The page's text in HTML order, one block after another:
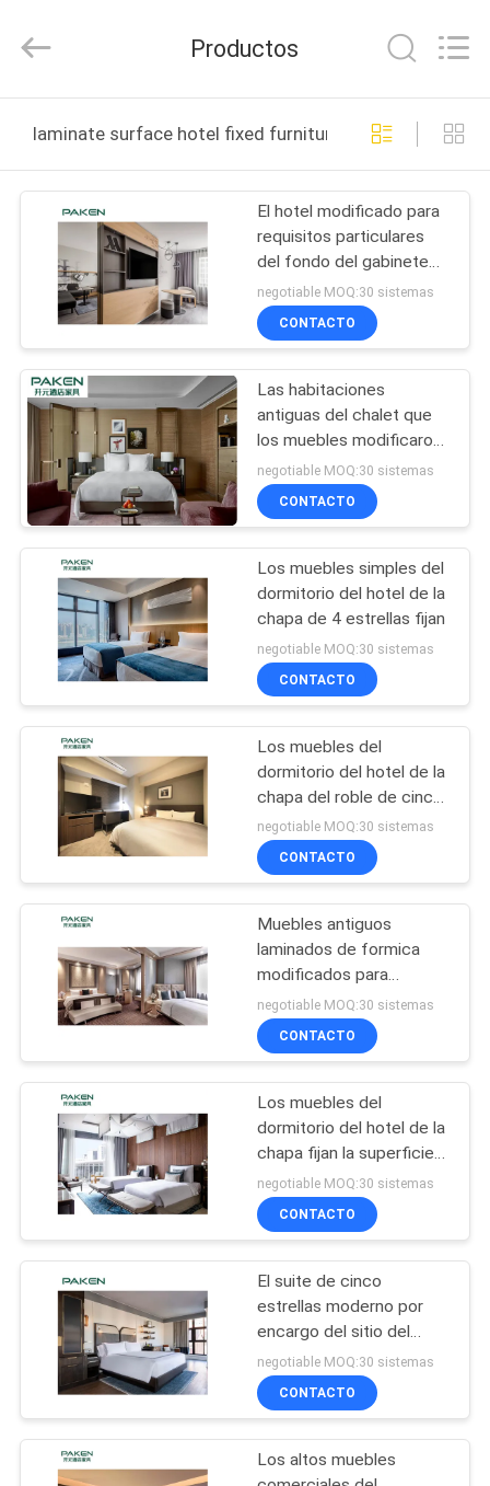
PRODUCTOS
SOBRE
NOSOTROS
VIAJE
DE
LA
FÁBRICA
CONTROL
CALIDAD
ÉNTRENOS
EN
CONTACTO
CON
UNA
CITA
MAPA
DEL
SITIO
PRIVACY
POLICY
Furniture
Rights
Productos
laminate surface hotel fixed furniture fabricación en
El hotel modificado para
requisitos particulares
del fondo del gabinete
TV de los paneles de
pared interior fijó los
muebles para el hotel de
negotiable MOQ:30 sistemas
CONTACTO
Las habitaciones
antiguas del chalet que
los muebles modificaron
ocio del diseño para
requisitos particulares
interior fijaron los
negotiable MOQ:30 sistemas
CONTACTO
Los muebles simples del
dormitorio del hotel de la
chapa de 4 estrellas fijan
negotiable MOQ:30 sistemas
CONTACTO
Los muebles del
dormitorio del hotel de la
chapa del roble de cinco
estrellas fijan
negotiable MOQ:30 sistemas
CONTACTO
Muebles antiguos
laminados de formica
modificados para
requisitos particulares
del hotel
negotiable MOQ:30 sistemas
CONTACTO
Los muebles del
dormitorio del hotel de la
chapa fijan la superficie
de la melamina
negotiable MOQ:30 sistemas
CONTACTO
El suite de cinco
estrellas moderno por
encargo del sitio del
proyecto del hotel de
Foshan fijó sistemas de
los muebles
negotiable MOQ:30 sistemas
CONTACTO
Los altos muebles